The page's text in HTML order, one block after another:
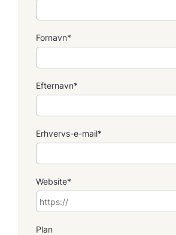
Fornavn*
Efternavn*
Erhvervs-e-mail*
Website*
Plan